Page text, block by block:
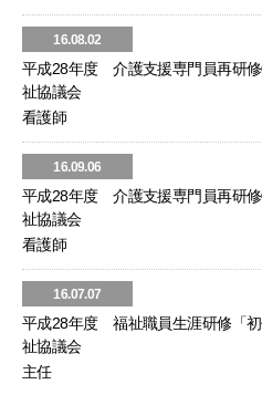
16.08.02
平成28年度 介護支援専門員再研
祉協議会
看護師
16.09.06
平成28年度 介護支援専門員再研
祉協議会
看護師
16.07.07
平成28年度 福祉職員生涯研修「
祉協議会
主任